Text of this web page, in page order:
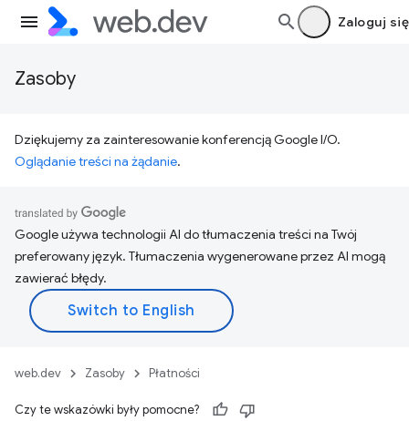
Zaloguj się
Zasoby
Dziękujemy za zainteresowanie konferencją Google I/O.
Oglądanie treści na żądanie.
Google używa technologii AI do tłumaczenia treści na Twój
preferowany język. Tłumaczenia wygenerowane przez AI mogą
zawierać błędy.
web.dev Zasoby Płatności
Czy te wskazówki były pomocne?